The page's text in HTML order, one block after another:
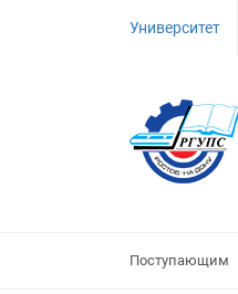
Университет
Поступающим